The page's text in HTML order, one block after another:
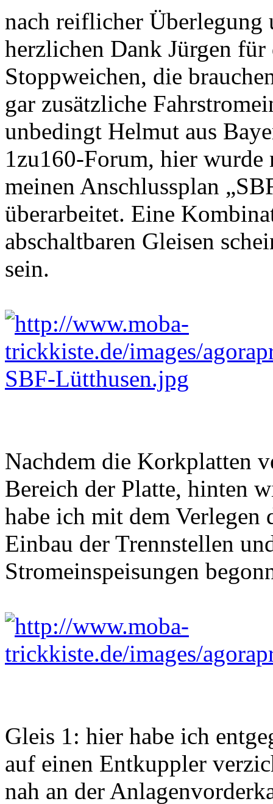
nach reiflicher Überlegung
herzlichen Dank Jürgen
Stoppweichen, die
gar zusätzliche
unbedingt Helmut aus
1zu160-Forum, hier
meinen Anschlussplan
überarbeitet. Eine
abschaltbaren Gleisen
sein.
Nachdem die Korkplatten
Bereich der Platte, hinten
habe ich mit dem Verlegen
Einbau der Trennstellen
Stromeinspeisungen
Gleis 1: hier habe ich
auf einen Entkuppler
nah an der